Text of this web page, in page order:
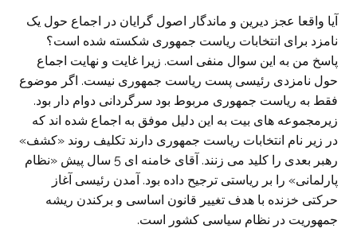
آیا واقعا عجز دیرین و ماندگار اصول گرایان در اجماع حول یک
نامزد برای انتخابات ریاست جمهوری شکسته شده است؟
پاسخ من به این سوال منفی است. زیرا غایت و نهایت اجماع
حول نامزدی رئیسی پست ریاست جمهوری نیست. اگر موضوع
فقط به ریاست جمهوری مربوط بود سرگردانی دوام دار بود.
زیرمجموعه های بیت به این دلیل موفق به اجماع شده اند که
در زیر نام انتخابات ریاست جمهوری دارند تکلیف روند «کشف»
رهبر بعدی را کلید می زنند. آقای خامنه ای 5 سال پیش «نظام
پارلمانی» را بر ریاستی ترجیح داده بود. آمدن رئیسی آغاز
حرکتی خزنده با هدف تغییر قانون اساسی و برکندن ریشه
جمهوریت در نظام سیاسی کشور است.